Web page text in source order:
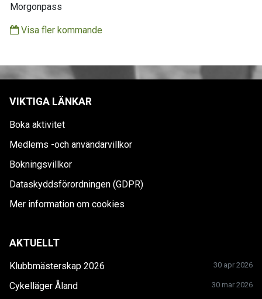
Morgonpass
Visa fler kommande
VIKTIGA LÄNKAR
Boka aktivitet
Medlems -och användarvillkor
Bokningsvillkor
Dataskyddsförordningen (GDPR)
Mer information om cookies
AKTUELLT
Klubbmästerskap 2026 30 apr 2026
Cykelläger Åland 30 mar 2026